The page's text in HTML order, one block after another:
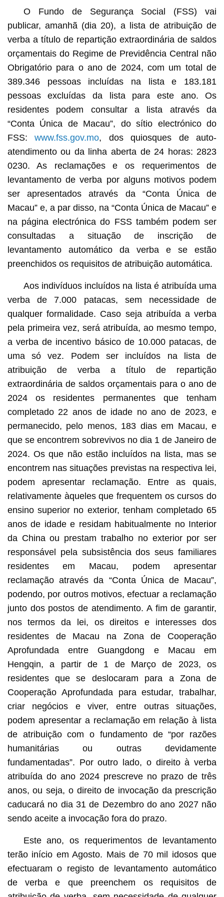
Cartaz sobre a atribuição de verba a título de repartição
extraordinária de saldos orçamentais para o ano de 2024
O Fundo de Segurança Social (FSS) vai
publicar, amanhã (dia 20), a lista de atribuição de
verba a título de repartição extraordinária de saldos
orçamentais do Regime de Previdência Central não
Obrigatório para o ano de 2024, com um total de
389.346 pessoas incluídas na lista e 183.181
pessoas excluídas da lista para este ano. Os
residentes podem consultar a lista através da
“Conta Única de Macau”, do sítio electrónico do
FSS:www.fss.gov.mo, dos quiosques de auto-
atendimento ou da linha aberta de 24 horas: 2823
0230. As reclamações e os requerimentos de
levantamento de verba por alguns motivos podem
ser apresentados através da “Conta Única de
Macau” e, a par disso, na “Conta Única de Macau” e
na página electrónica do FSS também podem ser
consultadas a situação de inscrição de
levantamento automático da verba e se estão
preenchidos os requisitos de atribuição automática.
Aos indivíduos incluídos na lista é atribuída uma
verba de 7.000 patacas, sem necessidade de
qualquer formalidade. Caso seja atribuída a verba
pela primeira vez, será atribuída, ao mesmo tempo,
a verba de incentivo básico de 10.000 patacas, de
uma só vez. Podem ser incluídos na lista de
atribuição de verba a título de repartição
extraordinária de saldos orçamentais para o ano de
2024 os residentes permanentes que tenham
completado 22 anos de idade no ano de 2023, e
permanecido, pelo menos, 183 dias em Macau, e
que se encontrem sobrevivos no dia 1 de Janeiro de
2024. Os que não estão incluídos na lista, mas se
encontrem nas situações previstas na respectiva lei,
podem apresentar reclamação. Entre as quais,
relativamente àqueles que frequentem os cursos do
ensino superior no exterior, tenham completado 65
anos de idade e residam habitualmente no Interior
da China ou prestam trabalho no exterior por ser
responsável pela subsistência dos seus familiares
residentes em Macau, podem apresentar
reclamação através da “Conta Única de Macau”,
podendo, por outros motivos, efectuar a reclamação
junto dos postos de atendimento. A fim de garantir,
nos termos da lei, os direitos e interesses dos
residentes de Macau na Zona de Cooperação
Aprofundada entre Guangdong e Macau em
Hengqin, a partir de 1 de Março de 2023, os
residentes que se deslocaram para a Zona de
Cooperação Aprofundada para estudar, trabalhar,
criar negócios e viver, entre outras situações,
podem apresentar a reclamação em relação à lista
de atribuição com o fundamento de “por razões
humanitárias ou outras devidamente
fundamentadas”. Por outro lado, o direito à verba
atribuída do ano 2024 prescreve no prazo de três
anos, ou seja, o direito de invocação da prescrição
caducará no dia 31 de Dezembro do ano 2027 não
sendo aceite a invocação fora do prazo.
Este ano, os requerimentos de levantamento
terão início em Agosto. Mais de 70 mil idosos que
efectuaram o registo de levantamento automático
de verba e que preenchem os requisitos de